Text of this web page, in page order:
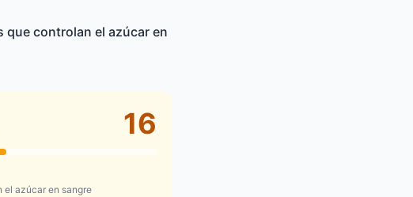
que controlan el azúcar en
16
el azúcar en sangre